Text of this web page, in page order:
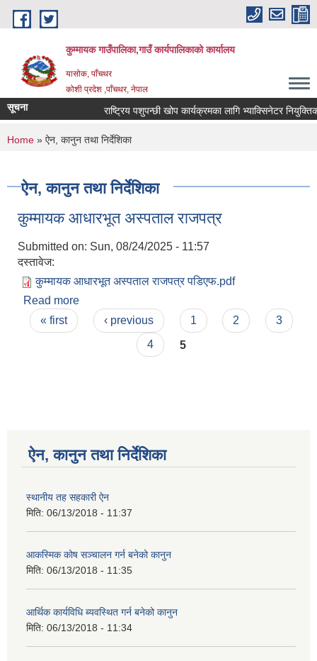
Skip to main content
कुम्मायक गाउँपालिका,गाउँ कार्यपालिकाको कार्यालय
यासोक, पाँचथर
कोशी प्रदेश ,पाँचथर, नेपाल
सूचना राष्ट्रिय पशुपन्छी खोप कार्यक्रमका लागि भ्याक्सिनेटर
You are here
Home » ऐन, कानुन तथा निर्देशिका
ऐन, कानुन तथा निर्देशिका
कुम्मायक आधारभूत अस्पताल राजपत्र
Submitted on: Sun, 08/24/2025 - 11:57
दस्तावेज:
कुम्मायक आधारभूत अस्पताल राजपत्र पडिएफ.pdf
Read more
Pages
« first ‹ previous 1 2
3
4
5
ऐन, कानुन तथा निर्देशिका
स्थानीय तह सहकारी ऐन
मिति: 06/13/2018 - 11:37
आकस्मिक कोष सञ्चालन गर्न बनेको कानुन
मिति: 06/13/2018 - 11:35
आर्थिक कार्यविधि ब्यवस्थित गर्न बनेको कानुन
मिति: 06/13/2018 - 11:34